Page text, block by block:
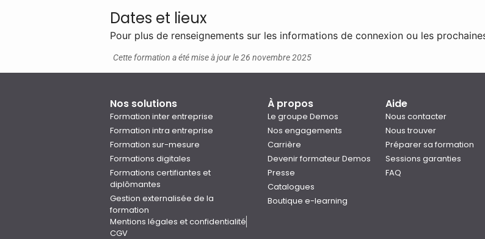
Dates et lieux
Pour plus de renseignements sur les informations de connexion ou les
Cette formation a été mise à jour le 26 novembre 2025
Nos solutions
Formation inter entreprise
Formation intra entreprise
Formation sur-mesure
Formations digitales
Formations certifiantes et
diplômantes
Gestion externalisée de la
formation
Mentions légales et confidentialité
CGV
À propos
Le groupe Demos
Nos engagements
Carrière
Devenir formateur Demos
Presse
Catalogues
Boutique e-learning
Aide
Nous contacter
Nous trouver
Préparer sa formation
Sessions garanties
FAQ